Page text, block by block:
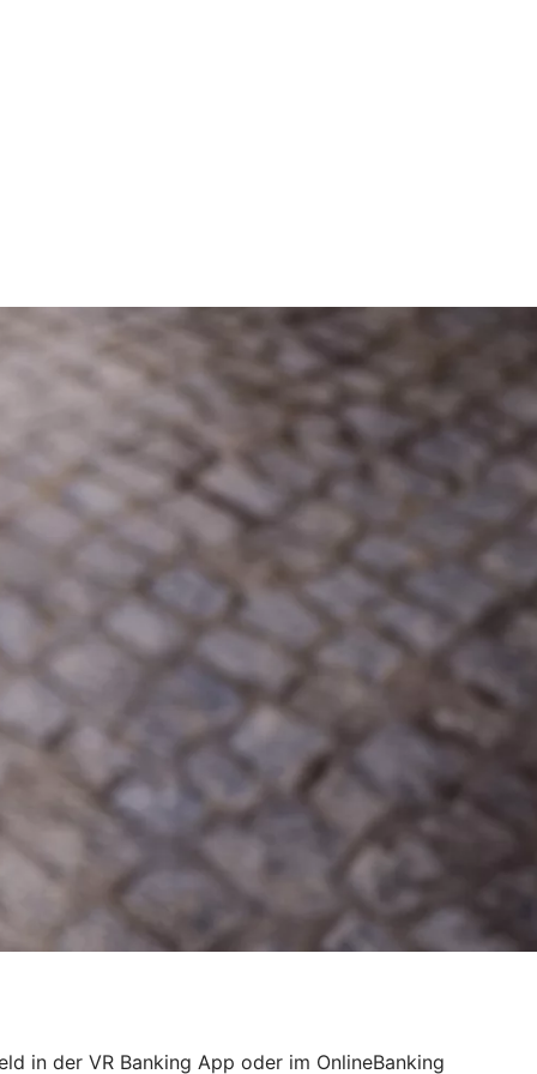
in der VR Banking App oder im OnlineBanking